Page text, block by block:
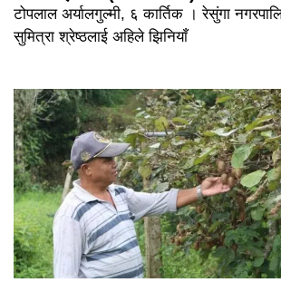
टोपलाल अर्यालगुल्मी, ६ कार्तिक । रेसुंगा
सुमित्रा श्रेष्ठलाई अहिले झिनियाँ